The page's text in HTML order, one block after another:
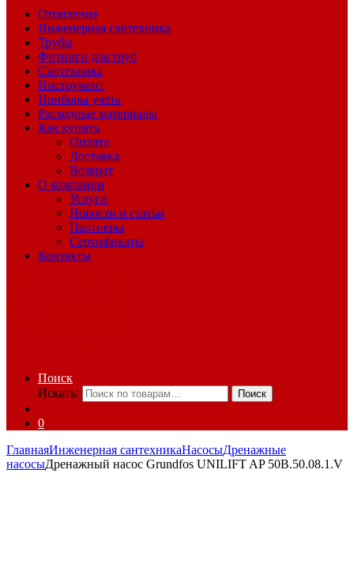
Отопление
Инженерная сантехника
Трубы
Фитинги для труб
Сантехника
Инструмент
Приборы учёта
Расходные материалы
Как купить
Оплата
Доставка
Возврат
О компании
Услуги
Новости и статьи
Партнёры
Сертификаты
Контакты
Поиск
Искать:
Поиск
0
ГлавнаяИнженерная сантехникаНасосыДренажные
насосыДренажный насос Grundfos UNILIFT AP 50B.50.08.1.V